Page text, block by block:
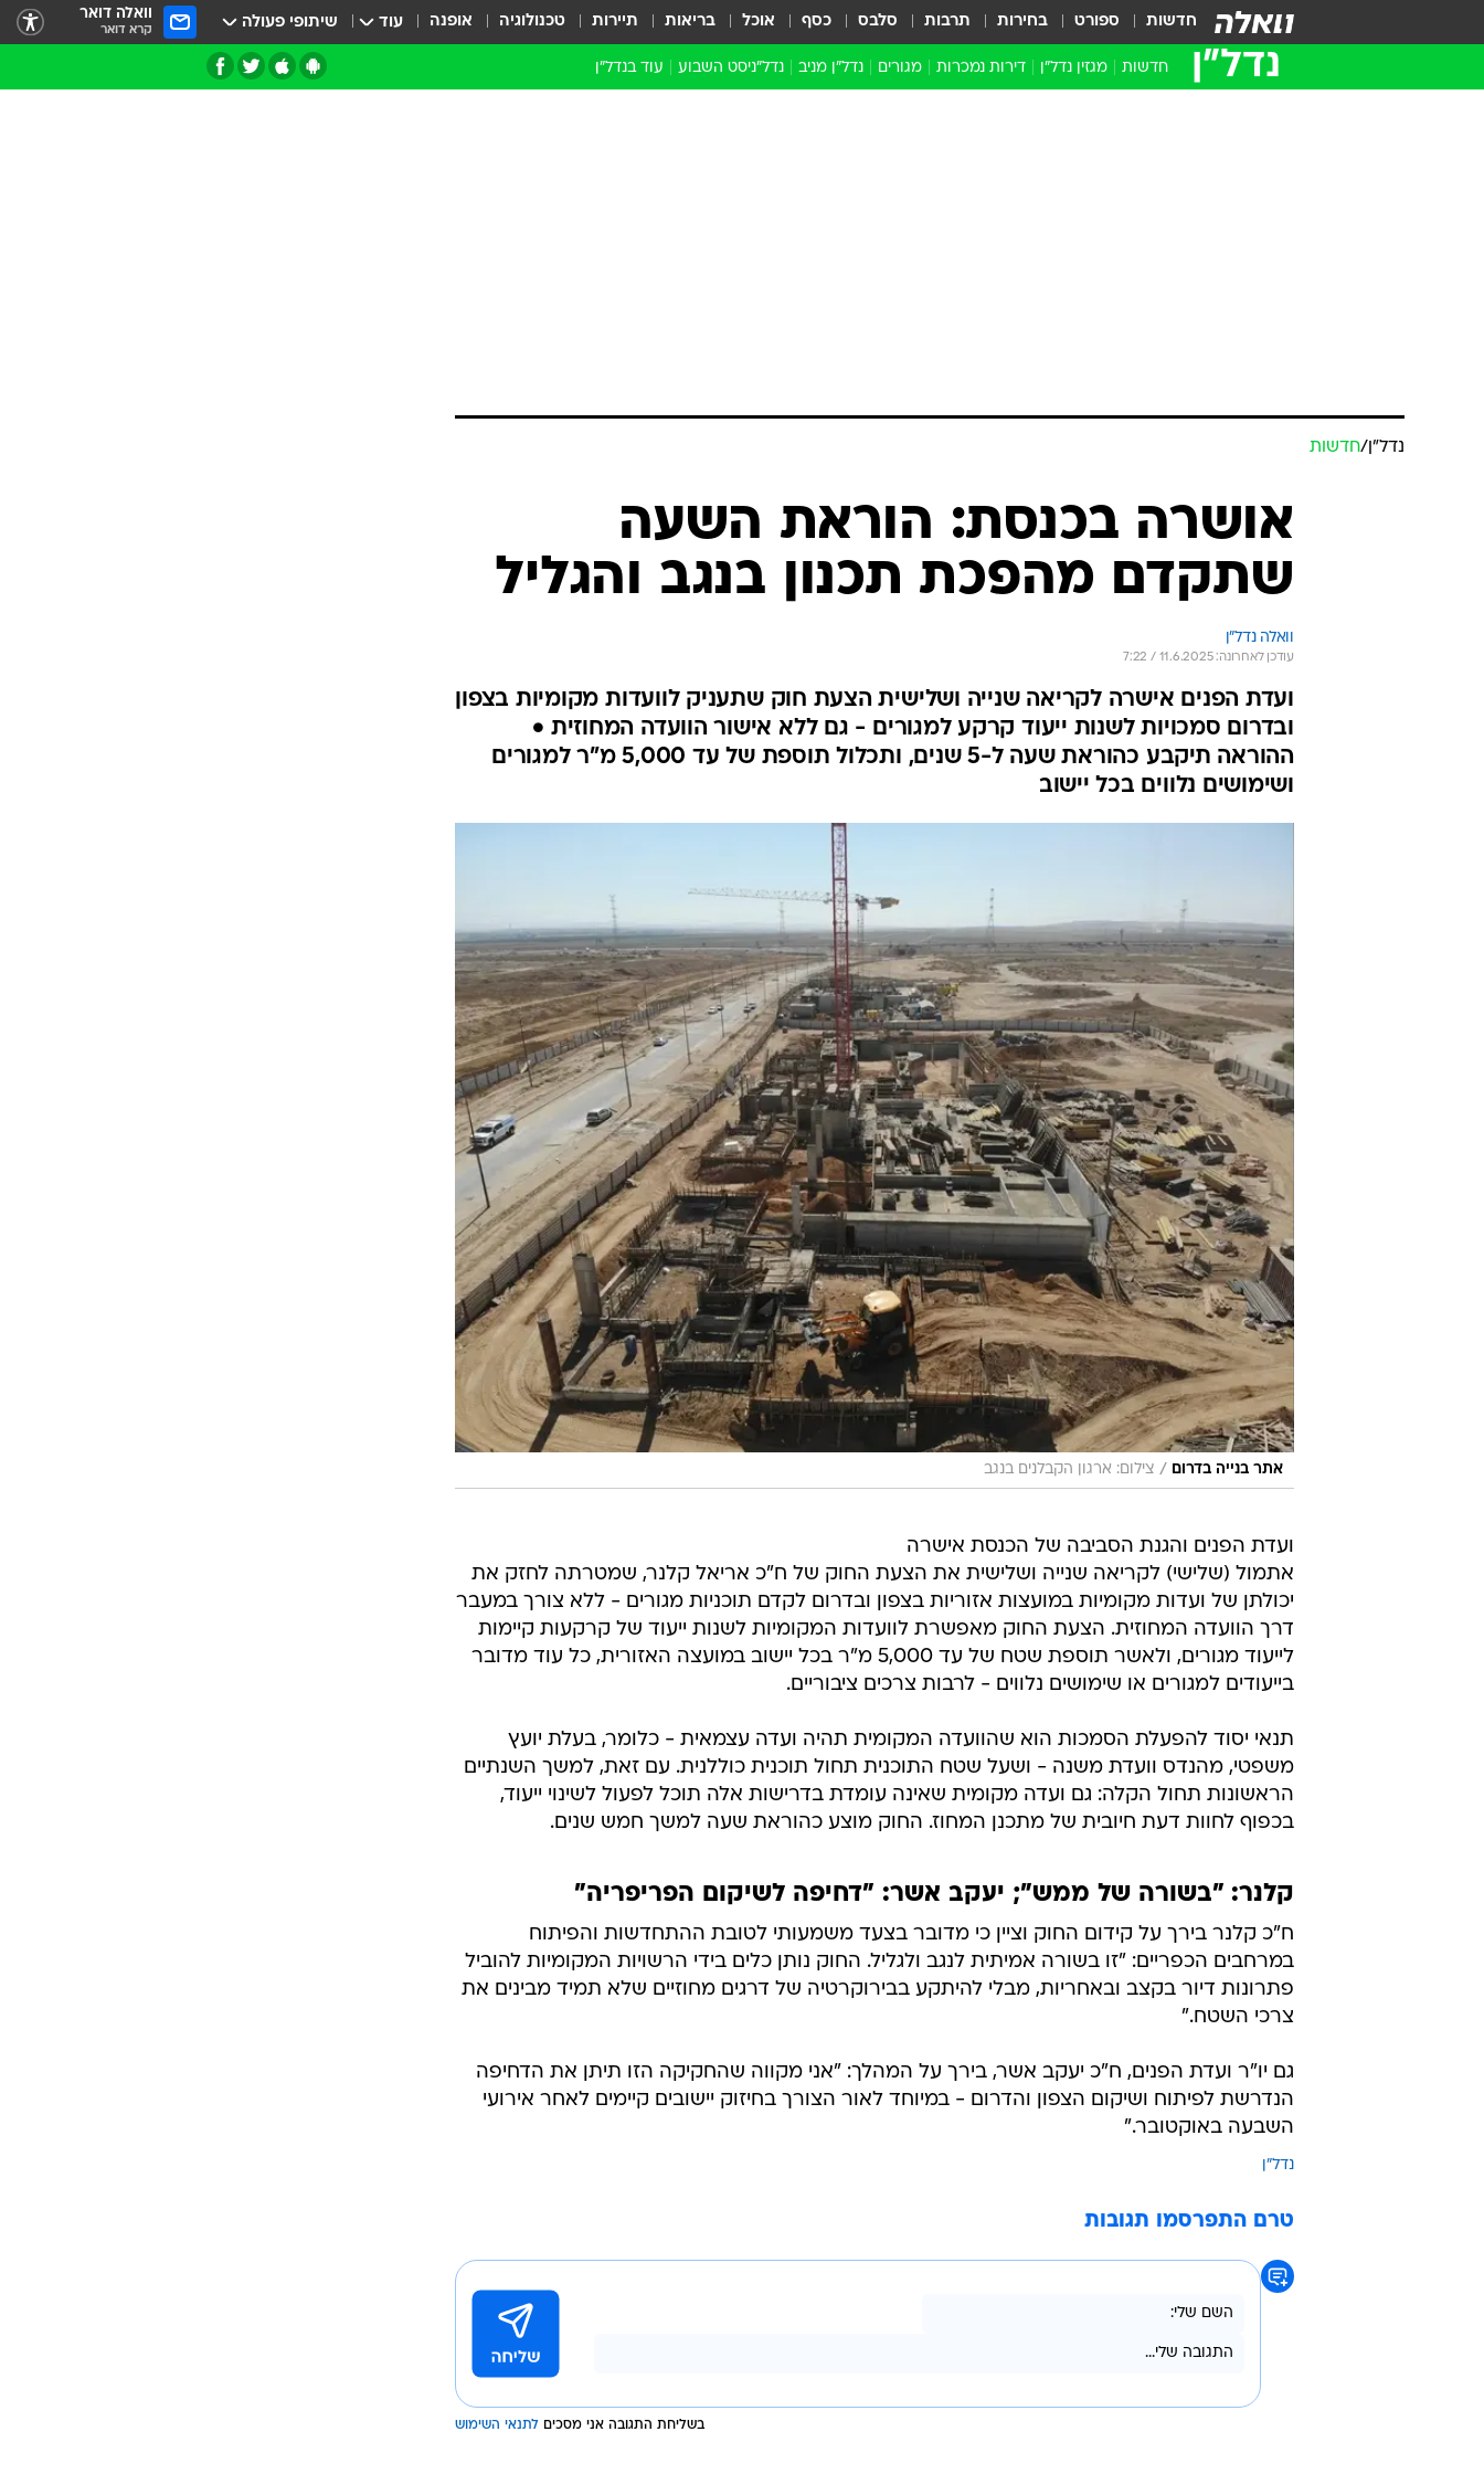
חדשות ספורט בחירות תרבות סלבס כסף אוכל בריאות תיירות טכנולוגיה אופנה עוד שיתופי פעולה וואלה דואר
קרא דואר
נדל״ן חדשות מגזין נדל"ן דירות נמכרות מגורים נדל"ן מניב נדל"ניסט השבוע עוד בנדל״ן
נדל״ן /חדשות
אושרה בכנסת: הוראת השעה
שתקדם מהפכת תכנון בנגב והגליל
וואלה נדל"ן
עודכן לאחרונה: 11.6.2025 / 7:22
ועדת הפנים אישרה לקריאה שנייה ושלישית הצעת חוק שתעניק לוועדות מקומיות בצפון
ובדרום סמכויות לשנות ייעוד קרקע למגורים - גם ללא אישור הוועדה המחוזית •
ההוראה תיקבע כהוראת שעה ל-5 שנים, ותכלול תוספת של עד 5,000 מ"ר למגורים
ושימושים נלווים בכל יישוב
אתר בנייה בדרום / צילום: ארגון הקבלנים בנגב
ועדת הפנים והגנת הסביבה של הכנסת אישרה
אתמול (שלישי) לקריאה שנייה ושלישית את הצעת החוק של ח"כ אריאל קלנר, שמטרתה לחזק את
יכולתן של ועדות מקומיות במועצות אזוריות בצפון ובדרום לקדם תוכניות מגורים - ללא צורך במעבר
דרך הוועדה המחוזית. הצעת החוק מאפשרת לוועדות המקומיות לשנות ייעוד של קרקעות קיימות
לייעוד מגורים, ולאשר תוספת שטח של עד 5,000 מ"ר בכל יישוב במועצה האזורית, כל עוד מדובר
בייעודים למגורים או שימושים נלווים - לרבות צרכים ציבוריים.
תנאי יסוד להפעלת הסמכות הוא שהוועדה המקומית תהיה ועדה עצמאית - כלומר, בעלת יועץ
משפטי, מהנדס וועדת משנה - ושעל שטח התוכנית תחול תוכנית כוללנית. עם זאת, למשך השנתיים
הראשונות תחול הקלה: גם ועדה מקומית שאינה עומדת בדרישות אלה תוכל לפעול לשינוי ייעוד,
בכפוף לחוות דעת חיובית של מתכנן המחוז. החוק מוצע כהוראת שעה למשך חמש שנים.
קלנר: "בשורה של ממש"; יעקב אשר: "דחיפה לשיקום הפריפריה"
ח"כ קלנר בירך על קידום החוק וציין כי מדובר בצעד משמעותי לטובת ההתחדשות והפיתוח
במרחבים הכפריים: "זו בשורה אמיתית לנגב ולגליל. החוק נותן כלים בידי הרשויות המקומיות להוביל
פתרונות דיור בקצב ובאחריות, מבלי להיתקע בבירוקרטיה של דרגים מחוזיים שלא תמיד מבינים את
צרכי השטח."
גם יו"ר ועדת הפנים, ח"כ יעקב אשר, בירך על המהלך: "אני מקווה שהחקיקה הזו תיתן את הדחיפה
הנדרשת לפיתוח ושיקום הצפון והדרום - במיוחד לאור הצורך בחיזוק יישובים קיימים לאחר אירועי
השבעה באוקטובר."
נדל"ן
טרם התפרסמו תגובות
בשליחת התגובה אני מסכים לתנאי השימוש